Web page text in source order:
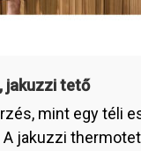
jakuzzi tető
mint egy téli
jakuzzi